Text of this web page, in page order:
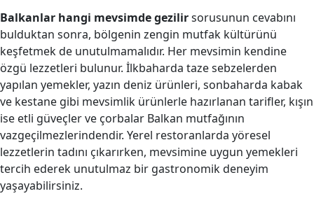
Balkanlar hangi mevsimde gezilirsorusunun cevabını
bulduktan sonra, bölgenin zengin mutfak kültürünü
keşfetmek de unutulmamalıdır. Her mevsimin kendine
özgü lezzetleri bulunur. İlkbaharda taze sebzelerden
yapılan yemekler, yazın deniz ürünleri, sonbaharda kabak
ve kestane gibi mevsimlik ürünlerle hazırlanan tarifler, kışın
ise etli güveçler ve çorbalar Balkan mutfağının
vazgeçilmezlerindendir. Yerel restoranlarda yöresel
lezzetlerin tadını çıkarırken, mevsimine uygun yemekleri
tercih ederek unutulmaz bir gastronomik deneyim
yaşayabilirsiniz.